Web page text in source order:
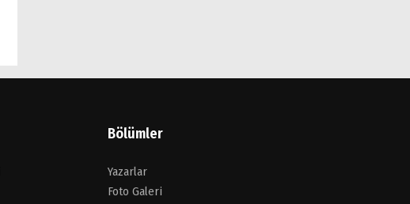
Bölümler
Yazarlar
Foto Galeri